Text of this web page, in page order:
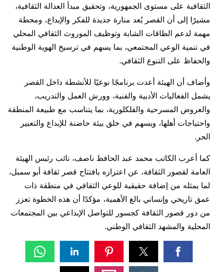
الثقافية على مستوى الجمهورية، وتحقيق مبدأ العدالة الثقافية،
مشيرًا إلى أن القصر يُعد منارة جديدة للفكر والإبداع، ومحطة
مهمة لدعم الطاقات الشابة وتوظيف الموروث الثقافي المحلي
في تنمية الوعي المجتمعي، بما يسهم في ترسيخ الهوية الوطنية
والحفاظ على التنوع الثقافي.
وأضاف أن الهيئة أعدت برنامجًا نوعيًا للأنشطة داخل القصر
يشمل الفعاليات الأدبية والفنية، وورش العمل والتدريب،
والعروض المسرحية والفلكلورية، بما يتناسب مع طبيعة المنطقة
واحتياجات أهلها، ويسهم في خلق بيئة حاضنة للإبداع والتعبير
الحر.
كما أعرب الكاتب محمد عبد الحافظ ناصف، نائب رئيس الهيئة
العامة لقصور الثقافة، عن اعتزازه بافتتاح قصر ثقافة أبو سمبل،
لما يمثله من إضافة حقيقية للوعي الثقافي في منطقة ذات
عمق تاريخي وإنساني بالغ الأهمية، مؤكدًا أن هذه الخطوة تعزز
من دور قصور الثقافة كجسور للتواصل الإبداعي بين المجتمعات
المحلية والمشهد الثقافي الوطني.